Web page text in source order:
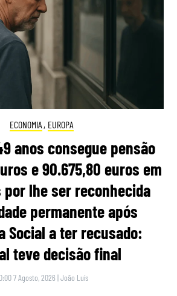
ECONOMIA , EUROPA
anos consegue pensão
e 90.675,80 euros em
lhe ser reconhecida
permanente após
Social a ter recusado:
teve decisão final
7 Agosto, 2026 |João Luís